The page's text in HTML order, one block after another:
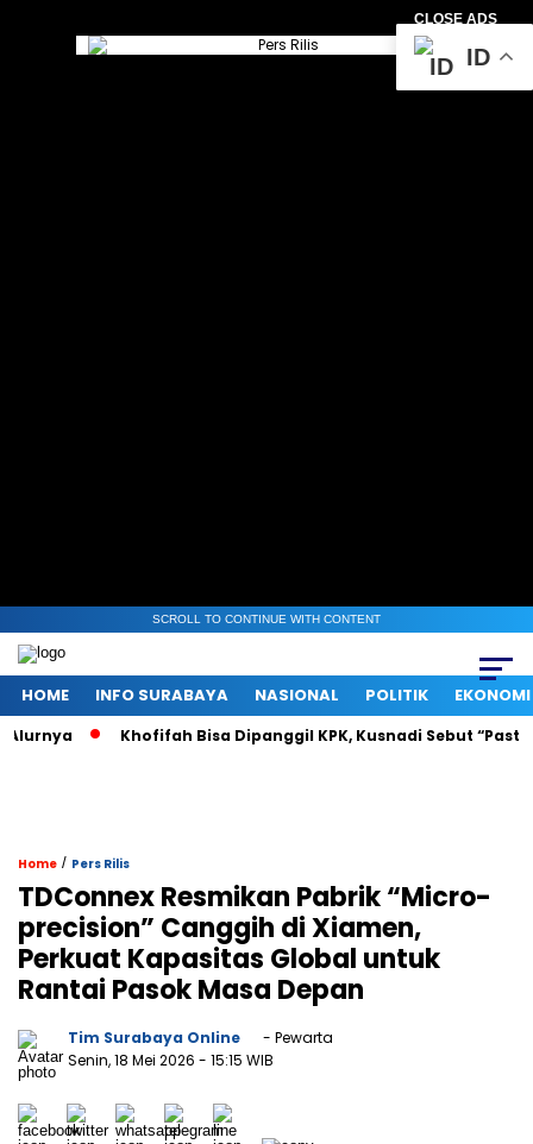
CLOSE ADS
SCROLL TO CONTINUE WITH CONTENT
HOME INFO SURABAYA NASIONAL POLITIK EKONOMI
Khofifah Bisa Dipanggil KPK, Kusnadi Sebut “Pasti
Home / Pers Rilis
TDConnex Resmikan Pabrik “Micro-
precision” Canggih di Xiamen,
Perkuat Kapasitas Global untuk
Rantai Pasok Masa Depan
Tim Surabaya Online
- Pewarta
Senin, 18 Mei 2026 - 15:15 WIB
ID